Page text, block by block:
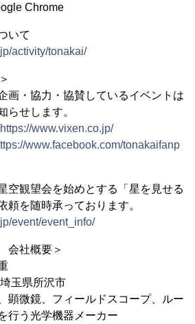
Chrome
いて
activity/tonakai/
画・協力・協賛しているイベントは
らせします。
https://www.vixen.co.jp/
www.facebook.com/tonakaifanp
空観望会を始めとする「星を見せる
頼を随時承っております。
event/event_info/
会社概要＞
玉県所沢市
顕微鏡、フィールドスコープ、ルー
行う光学機器メーカー